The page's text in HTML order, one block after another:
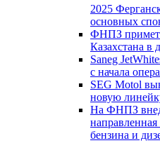
2025
основных
ФНПЗ примет
Казахстана в
Saneg
с начала
SEG Motol
новую
На ФНПЗ
бензина и